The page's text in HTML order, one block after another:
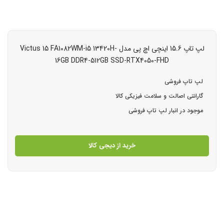
لپ تاپ 15.6 اینچی اچ‌ پی مدل Victus 15 FA1082WM-i5 13420H-
16GB DDR4-512GB SSD-RTX4050-FHD
لپ تاپ فروشی
گارانتی اصالت و سلامت فیزیکی کالا
موجود در انبار لپ تاپ فروشی
خرید از دیجی کالا